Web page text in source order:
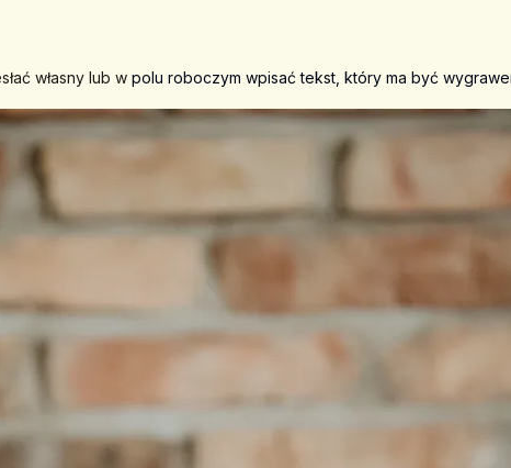
własny lub w polu roboczym wpisać tekst, który ma być